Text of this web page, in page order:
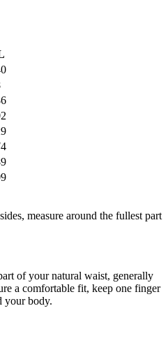
measure around the fullest part
of your natural waist, generally
a comfortable fit, keep one finger
your body.